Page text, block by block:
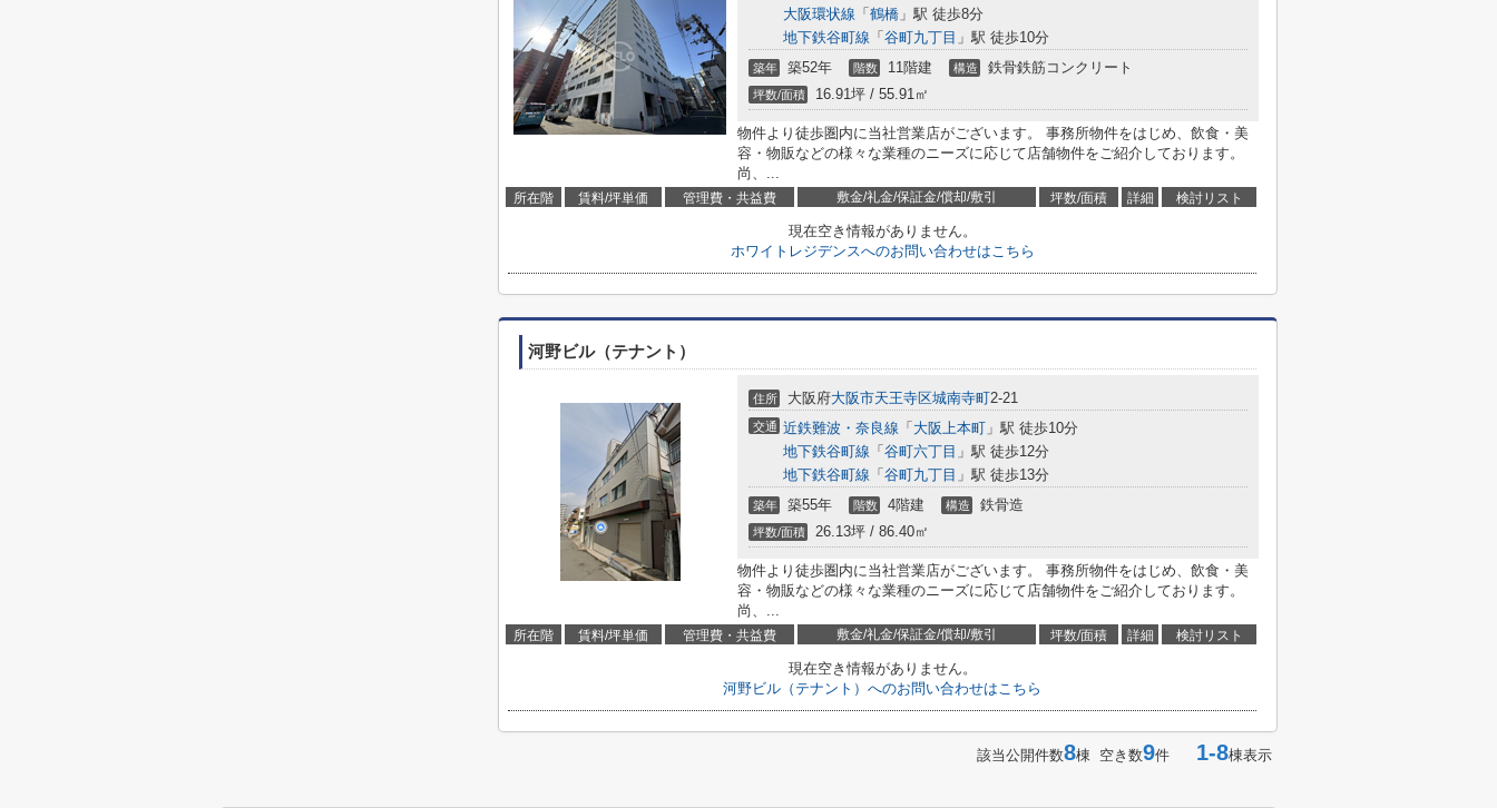
大阪環状線 「 鶴橋 」駅 徒歩8分
地下鉄谷町線 「 谷町九丁目 」駅 徒歩10分
築年 築52年 階数 11階建 構造 鉄骨鉄筋コンクリート
坪数/面積 16.91坪 / 55.91㎡
物件より徒歩圏内に当社営業店がございます。 事務所物件をはじめ、飲食・美
容・物販などの様々な業種のニーズに応じて店舗物件をご紹介しております。
尚、...
所在階 賃料/坪単価 管理費・共益費 敷金/礼金/保証金/償却/敷引 坪数/面積 詳細 検討リスト
現在空き情報がありません。
ホワイトレジデンスへのお問い合わせはこちら
河野ビル（テナント）
住所 大阪府大阪市天王寺区城南寺町2-21
交通 近鉄難波・奈良線 「 大阪上本町 」駅 徒歩10分
地下鉄谷町線 「 谷町六丁目 」駅 徒歩12分
地下鉄谷町線 「 谷町九丁目 」駅 徒歩13分
築年 築55年 階数 4階建 構造 鉄骨造
坪数/面積 26.13坪 / 86.40㎡
物件より徒歩圏内に当社営業店がございます。 事務所物件をはじめ、飲食・美
容・物販などの様々な業種のニーズに応じて店舗物件をご紹介しております。
尚、...
所在階 賃料/坪単価 管理費・共益費 敷金/礼金/保証金/償却/敷引 坪数/面積 詳細 検討リスト
現在空き情報がありません。
河野ビル（テナント）へのお問い合わせはこちら
該当公開件数8棟 空き数9件 1-8棟表示